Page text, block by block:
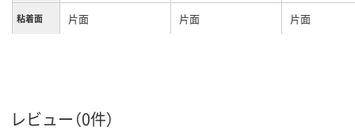
粘着面 片面 片面 片面
レビュー（0件）